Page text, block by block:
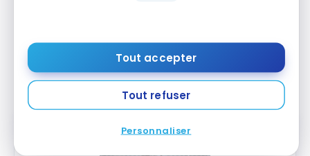
Tout accepter
Tout refuser
Personnaliser
aurons l’occasion de revenir en détail sur les
nouvelles opportunités que cela crée pour vos
futurs voyages.